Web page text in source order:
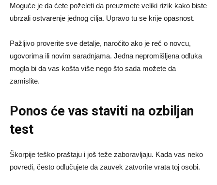
Moguće je da ćete poželeti da preuzmete veliki rizik kako biste
ubrzali ostvarenje jednog cilja. Upravo tu se krije opasnost.
Pažljivo proverite sve detalje, naročito ako je reč o novcu,
ugovorima ili novim saradnjama. Jedna nepromišljena odluka
mogla bi da vas košta više nego što sada možete da
zamislite.
Ponos će vas staviti na ozbiljan
test
Škorpije teško praštaju i još teže zaboravljaju. Kada vas neko
povredi, često odlučujete da zauvek zatvorite vrata toj osobi.